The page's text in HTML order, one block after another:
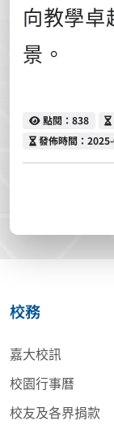
向教學卓
景。
點閱
點閱：838
發佈時間
發佈時間：
校務
嘉大校訊
校園行事曆
校友及各界捐款